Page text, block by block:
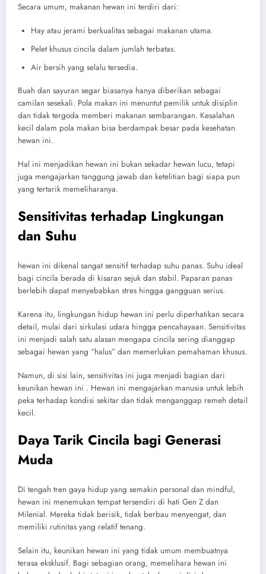
Secara umum, makanan hewan ini terdiri dari:
Hay atau jerami berkualitas sebagai makanan utama.
Pelet khusus cincila dalam jumlah terbatas.
Air bersih yang selalu tersedia.
Buah dan sayuran segar biasanya hanya diberikan sebagai
camilan sesekali. Pola makan ini menuntut pemilik untuk disiplin
dan tidak tergoda memberi makanan sembarangan. Kesalahan
kecil dalam pola makan bisa berdampak besar pada kesehatan
hewan ini.
Hal ini menjadikan hewan ini bukan sekadar hewan lucu, tetapi
juga mengajarkan tanggung jawab dan ketelitian bagi siapa pun
yang tertarik memeliharanya.
Sensitivitas terhadap Lingkungan
dan Suhu
hewan ini dikenal sangat sensitif terhadap suhu panas. Suhu ideal
bagi cincila berada di kisaran sejuk dan stabil. Paparan panas
berlebih dapat menyebabkan stres hingga gangguan serius.
Karena itu, lingkungan hidup hewan ini perlu diperhatikan secara
detail, mulai dari sirkulasi udara hingga pencahayaan. Sensitivitas
ini menjadi salah satu alasan mengapa cincila sering dianggap
sebagai hewan yang “halus” dan memerlukan pemahaman khusus.
Namun, di sisi lain, sensitivitas ini juga menjadi bagian dari
keunikan hewan ini . Hewan ini mengajarkan manusia untuk lebih
peka terhadap kondisi sekitar dan tidak menganggap remeh detail
kecil.
Daya Tarik Cincila bagi Generasi
Muda
Di tengah tren gaya hidup yang semakin personal dan mindful,
hewan ini menemukan tempat tersendiri di hati Gen Z dan
Milenial. Mereka tidak berisik, tidak berbau menyengat, dan
memiliki rutinitas yang relatif tenang.
Selain itu, keunikan hewan ini yang tidak umum membuatnya
terasa eksklusif. Bagi sebagian orang, memelihara hewan ini